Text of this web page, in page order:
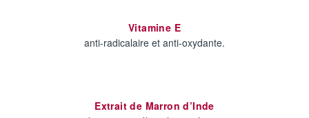
Vitamine E
anti-radicalaire et anti-oxydante.
Extrait de Marron d’Inde